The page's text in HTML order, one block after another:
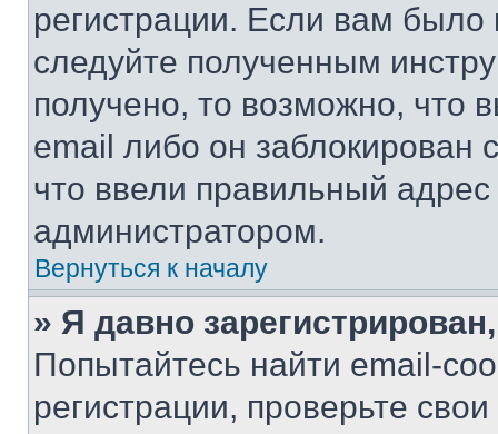
регистрации. Если вам
следуйте полученным
получено, то возможно, что
email либо он
что ввели правильный адрес
администратором.
Вернуться к началу
» Я давно
Попытайтесь найти email-
регистрации, проверьте